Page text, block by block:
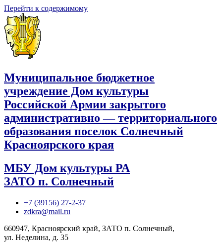
Перейти к содержимому
Муниципальное бюджетное
учреждение Дом культуры
Российской Армии закрытого
административно — территориального
образования поселок Солнечный
Красноярского края
МБУ Дом культуры РА
ЗАТО п. Солнечный
+7 (39156) 27-2-37
zdkra@mail.ru
660947, Красноярский край, ЗАТО п. Солнечный,
ул. Неделина, д. 35